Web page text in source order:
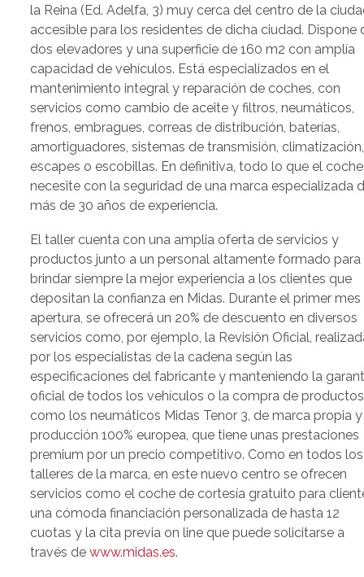
la Reina (Ed. Adelfa, 3) muy cerca del centro de la
accesible para los residentes de dicha ciudad. Dispone
dos elevadores y una superficie de 160 m2 con amplía
capacidad de vehículos. Está especializados en el
mantenimiento integral y reparación de coches, con
servicios como cambio de aceite y filtros, neumáticos,
frenos, embragues, correas de distribución, baterías,
amortiguadores, sistemas de transmisión, climatización,
escapes o escobillas. En definitiva, todo lo que el coche
necesite con la seguridad de una marca especializada
más de 30 años de experiencia.
El taller cuenta con una amplia oferta de servicios y
productos junto a un personal altamente formado para
brindar siempre la mejor experiencia a los clientes que
depositan la confianza en Midas. Durante el primer mes
apertura, se ofrecerá un 20% de descuento en diversos
servicios como, por ejemplo, la Revisión Oficial,
por los especialistas de la cadena según las
especificaciones del fabricante y manteniendo la
oficial de todos los vehículos o la compra de productos
como los neumáticos Midas Tenor 3, de marca propia y
producción 100% europea, que tiene unas prestaciones
premium por un precio competitivo. Como en todos los
talleres de la marca, en este nuevo centro se ofrecen
servicios como el coche de cortesía gratuito para
una cómoda financiación personalizada de hasta 12
cuotas y la cita previa on line que puede solicitarse a
través dewww.midas.es.